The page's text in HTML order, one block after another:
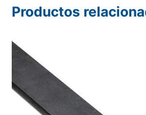
Productos